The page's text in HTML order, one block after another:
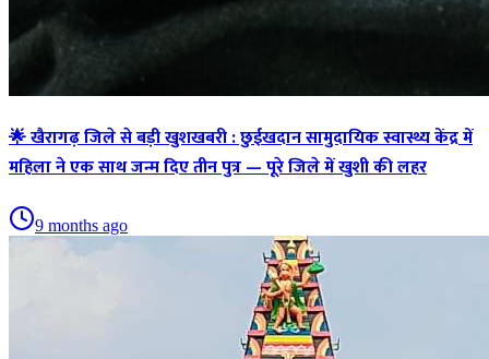
🌟 खैरागढ़ जिले से बड़ी खुशखबरी : छुईखदान सामुदायिक स्वास्थ्य केंद्र में
महिला ने एक साथ जन्म दिए तीन पुत्र — पूरे जिले में खुशी की लहर
9 months ago